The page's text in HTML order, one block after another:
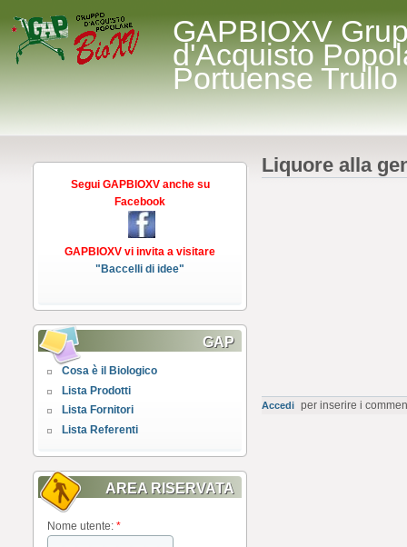
GAPBIOXV
d'Acquisto
Portuense Trullo
Segui GAPBIOXV anche su
Facebook
GAPBIOXV vi invita a visitare
"Baccelli di idee"
GAP
Cosa è il Biologico
Lista Prodotti
Lista Fornitori
Lista Referenti
AREA RISERVATA
Nome utente: *
Liquore alla
Accedi per inserire i